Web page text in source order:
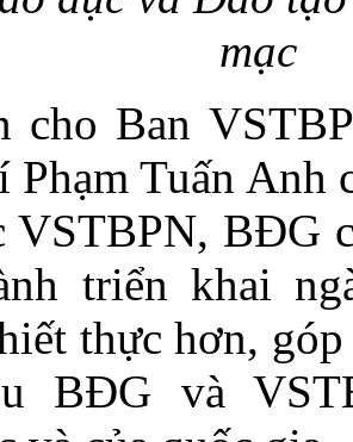
mạc
cho Ban
Phạm Tuấn Anh
VSTBPN, BĐG
triển khai
thực hơn,
BĐG và